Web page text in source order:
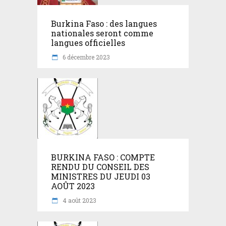
Burkina Faso : des langues
nationales seront comme
langues officielles
6 décembre 2023
BURKINA FASO : COMPTE
RENDU DU CONSEIL DES
MINISTRES DU JEUDI 03
AOÛT 2023
4 août 2023